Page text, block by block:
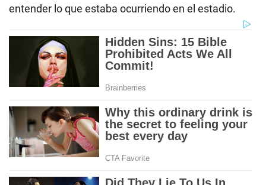
entender lo que estaba ocurriendo en el estadio.